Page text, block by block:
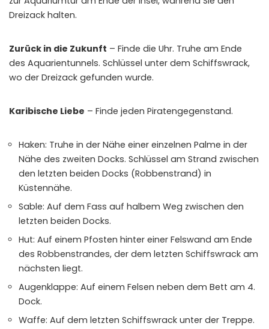
Dreizack halten.
Zurück in die Zukunft – Finde die Uhr. Truhe am Ende
des Aquarientunnels. Schlüssel unter dem Schiffswrack,
wo der Dreizack gefunden wurde.
Karibische Liebe – Finde jeden Piratengegenstand.
Haken: Truhe in der Nähe einer einzelnen Palme in der
Nähe des zweiten Docks. Schlüssel am Strand zwischen
den letzten beiden Docks (Robbenstrand) in
Küstennähe.
Sable: Auf dem Fass auf halbem Weg zwischen den
letzten beiden Docks.
Hut: Auf einem Pfosten hinter einer Felswand am Ende
des Robbenstrandes, der dem letzten Schiffswrack am
nächsten liegt.
Augenklappe: Auf einem Felsen neben dem Bett am 4.
Dock.
Waffe: Auf dem letzten Schiffswrack unter der Treppe.